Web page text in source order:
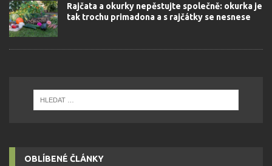
Rajčata a okurky nepěstujte společně: okurka je
tak trochu primadona a s rajčátky se nesnese
OBLÍBENÉ ČLÁNKY